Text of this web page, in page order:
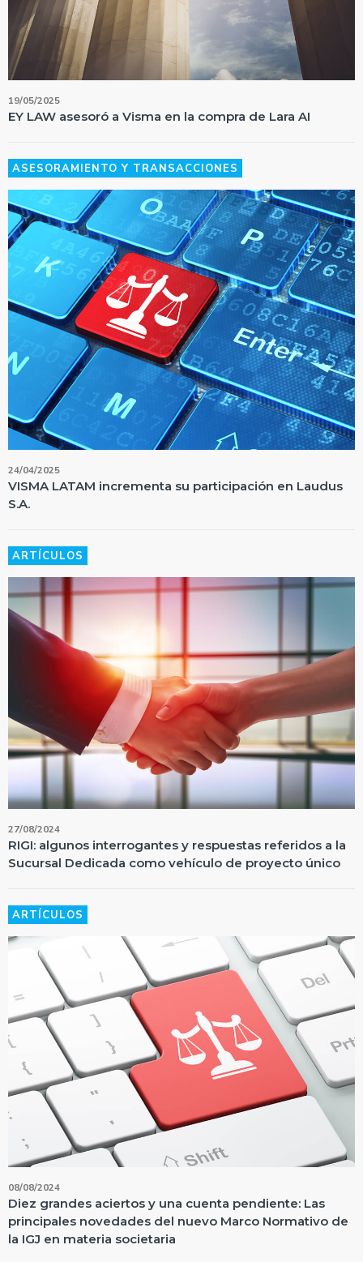
19/05/2025
EY LAW asesoró a Visma en la compra de Lara AI
ASESORAMIENTO Y TRANSACCIONES
24/04/2025
VISMA LATAM incrementa su participación en Laudus
S.A.
ARTÍCULOS
27/08/2024
RIGI: algunos interrogantes y respuestas referidos a la
Sucursal Dedicada como vehículo de proyecto único
ARTÍCULOS
08/08/2024
Diez grandes aciertos y una cuenta pendiente: Las
principales novedades del nuevo Marco Normativo de
la IGJ en materia societaria